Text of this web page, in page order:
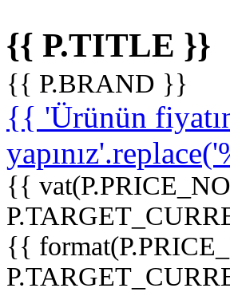
{{ P.TITLE }}
{{ P.BRAND }}
{{ 'Ürünün
{{
{{